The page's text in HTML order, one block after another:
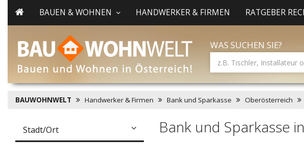
BAUEN & WOHNEN HANDWERKER & FIRMEN RATGEBER
WAS SUCHEN SIE?
BAUWOHNWELT Handwerker & Firmen Bank und Sparkasse Oberösterreich
Bank und Sparkasse
Stadt/Ort